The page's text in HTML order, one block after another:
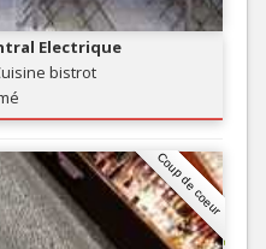
Electrique
bistrot
Coup de coeur